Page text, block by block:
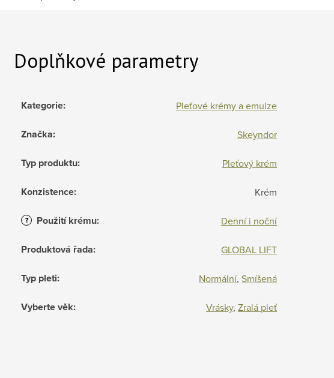
Doplňkové parametry
Kategorie: Pleťové krémy a emulze
Značka: Skeyndor
Typ produktu: Pleťový krém
Konzistence: Krém
? Použití krému: Denní i noční
Produktová řada: GLOBAL LIFT
Typ pleti: Normální, Smíšená
Vyberte věk: Vrásky, Zralá pleť